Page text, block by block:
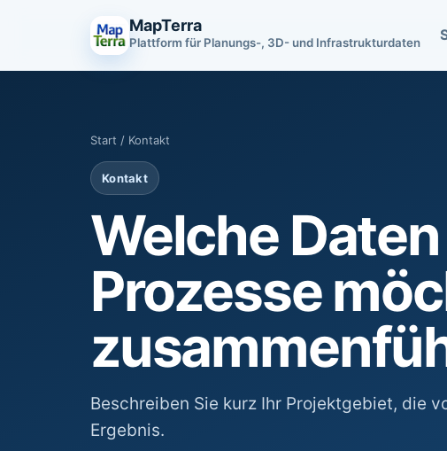
MapTerra
Plattform für Planungs-, 3D- und Infrastrukturdaten
Start / Kontakt
Kontakt
Welche
Prozesse
Beschreiben Sie kurz Ihr Projektgebiet, die
Ergebnis.